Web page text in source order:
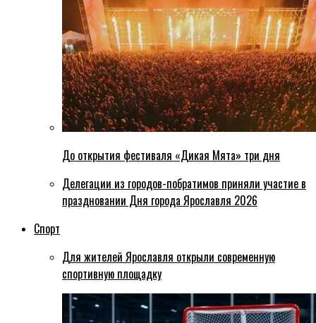
До открытия фестиваля «Дикая Мята» три дня
Делегации из городов-побратимов приняли участие в
праздновании Дня города Ярославля 2026
Спорт
Для жителей Ярославля открыли современную
спортивную площадку